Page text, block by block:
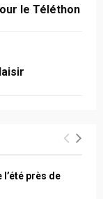
le Téléthon
près de